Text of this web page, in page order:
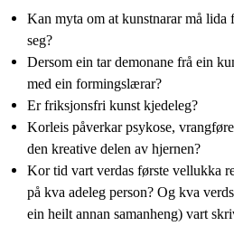
Kan myta om at kunstnarar må lida
seg?
Dersom ein tar demonane frå ein
med ein formingslærar?
Er friksjonsfri kunst kjedeleg?
Korleis påverkar psykose,
den kreative delen av hjernen?
Kor tid vart verdas første vellukka
på kva adeleg person? Og kva
ein heilt annan samanheng) vart